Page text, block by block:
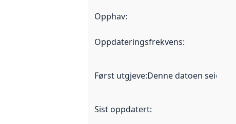
Opphav:
Oppdateringsfrekvens:
Først utgjeve:Denne datoen seier
Sist oppdatert: